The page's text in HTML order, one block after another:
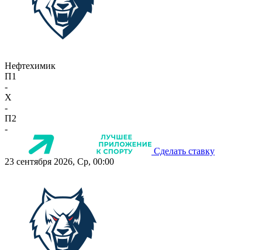
Нефтехимик
П1
-
X
-
П2
-
Сделать ставку
23 сентября 2026, Ср, 00:00